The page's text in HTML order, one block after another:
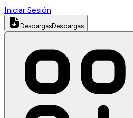
Iniciar Sesión
DescargasDescargas